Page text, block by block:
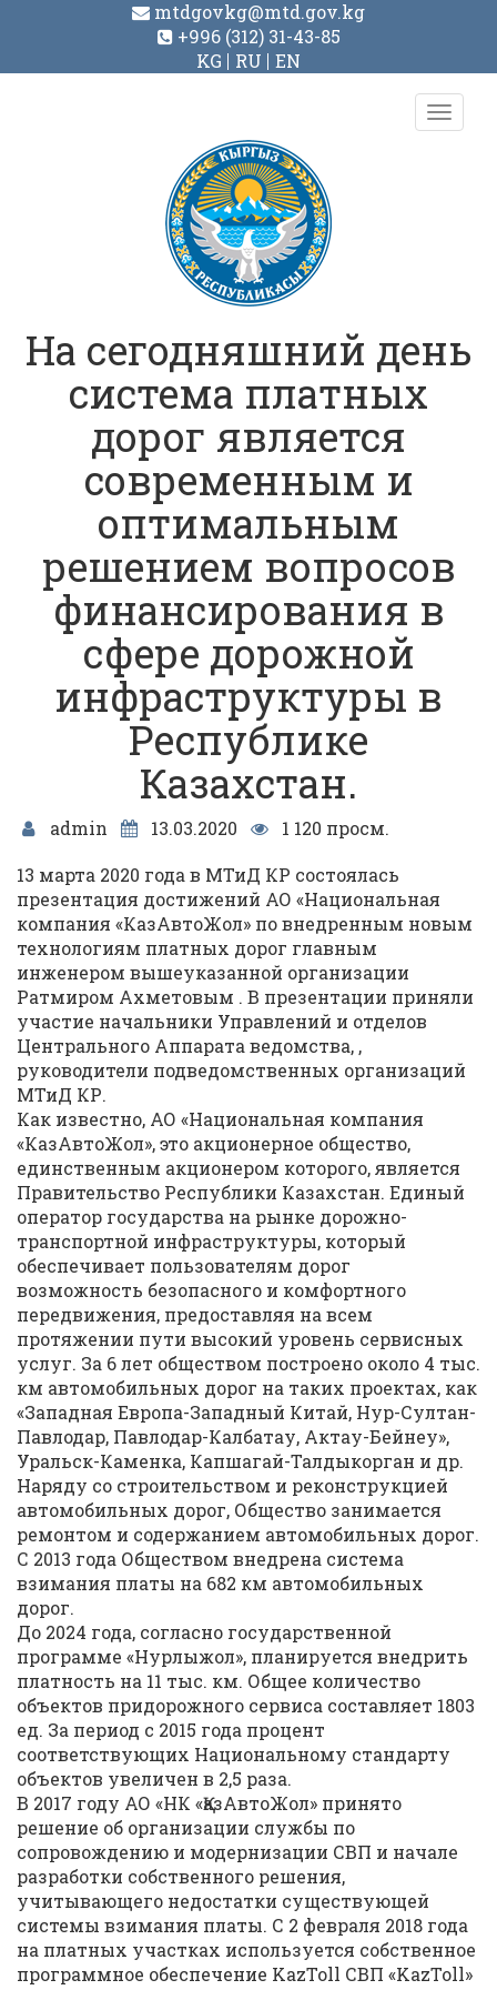
mtdgovkg@mtd.gov.kg
+996 (312) 31-43-85
KG
RU EN
Toggle
На сегодняшний день
система платных
дорог является
современным и
оптимальным
решением вопросов
финансирования в
сфере дорожной
инфраструктуры в
Республике
Казахстан.
admin 13.03.2020
1 120 просм.
13 марта 2020 года в МТиД КР состоялась
презентация достижений АО «Национальная
компания «КазАвтоЖол» по внедренным новым
технологиям платных дорог главным
инженером вышеуказанной организации
Ратмиром Ахметовым . В презентации приняли
участие начальники Управлений и отделов
Центрального Аппарата ведомства, ,
руководители подведомственных организаций
МТиД КР.
Как известно, АО «Национальная компания
«КазАвтоЖол», это акционерное общество,
единственным акционером которого, является
Правительство Республики Казахстан. Единый
оператор государства на рынке дорожно-
транспортной инфраструктуры, который
обеспечивает пользователям дорог
возможность безопасного и комфортного
передвижения, предоставляя на всем
протяжении пути высокий уровень сервисных
услуг. За 6 лет обществом построено около 4 тыс.
км автомобильных дорог на таких проектах, как
«Западная Европа-Западный Китай, Нур-Султан-
Павлодар, Павлодар-Калбатау, Актау-Бейнеу»,
Уральск-Каменка, Капшагай-Талдыкорган и др.
Наряду со строительством и реконструкцией
автомобильных дорог, Общество занимается
ремонтом и содержанием автомобильных дорог.
С 2013 года Обществом внедрена система
взимания платы на 682 км автомобильных
дорог.
До 2024 года, согласно государственной
программе «Нурлыжол», планируется внедрить
платность на 11 тыс. км. Общее количество
объектов придорожного сервиса составляет 1803
ед. За период с 2015 года процент
соответствующих Национальному стандарту
объектов увеличен в 2,5 раза.
В 2017 году АО «НК «ҚазАвтоЖол» принято
решение об организации службы по
сопровождению и модернизации СВП и начале
разработки собственного решения,
учитывающего недостатки существующей
системы взимания платы. С 2 февраля 2018 года
на платных участках используется собственное
программное обеспечение KazToll СВП «KazToll»